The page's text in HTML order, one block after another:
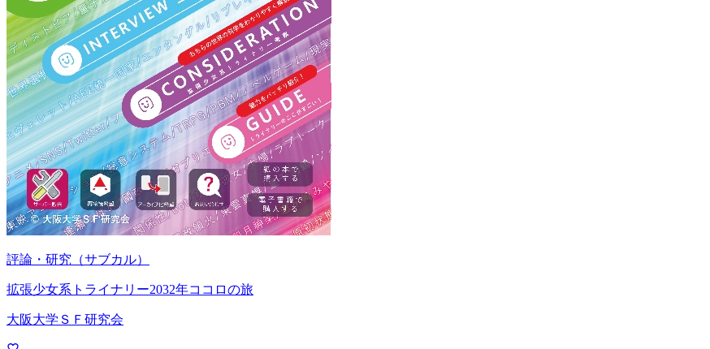
評論・研究（サブカル）
拡張少女系トライナリー2032年ココロの旅
大阪大学ＳＦ研究会